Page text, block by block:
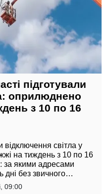
підготували
оприлюднено
з 10 по 16
відключення світла у
на тиждень з 10 по 16
за якими адресами
дні без звичного
09:00